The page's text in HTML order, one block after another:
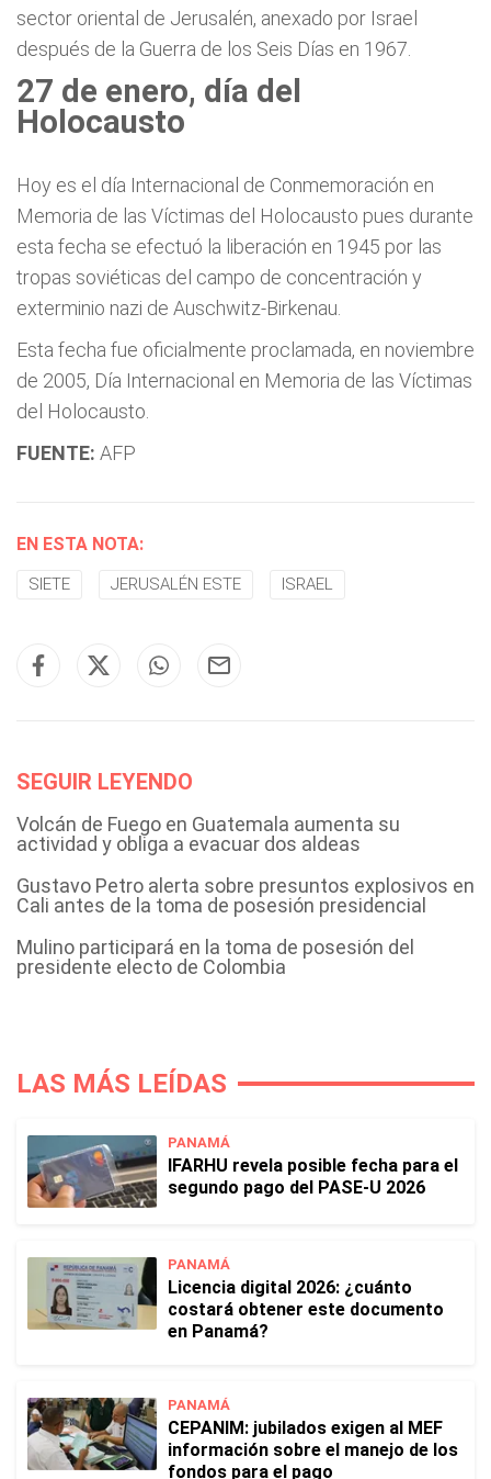
sector oriental de Jerusalén, anexado por Israel
después de la Guerra de los Seis Días en 1967.
27 de enero, día del
Holocausto
Hoy es el día Internacional de Conmemoración en
Memoria de las Víctimas del Holocausto pues durante
esta fecha se efectuó la liberación en 1945 por las
tropas soviéticas del campo de concentración y
exterminio nazi de Auschwitz-Birkenau.
Esta fecha fue oficialmente proclamada, en noviembre
de 2005, Día Internacional en Memoria de las Víctimas
del Holocausto.
FUENTE: AFP
EN ESTA NOTA:
SIETE JERUSALÉN ESTE ISRAEL
SEGUIR LEYENDO
Volcán de Fuego en Guatemala aumenta su
actividad y obliga a evacuar dos aldeas
Gustavo Petro alerta sobre presuntos explosivos en
Cali antes de la toma de posesión presidencial
Mulino participará en la toma de posesión del
presidente electo de Colombia
LAS MÁS LEÍDAS
PANAMÁ
IFARHU revela posible fecha para el
segundo pago del PASE-U 2026
PANAMÁ
Licencia digital 2026: ¿cuánto
costará obtener este documento
en Panamá?
PANAMÁ
CEPANIM: jubilados exigen al MEF
información sobre el manejo de los
fondos para el pago